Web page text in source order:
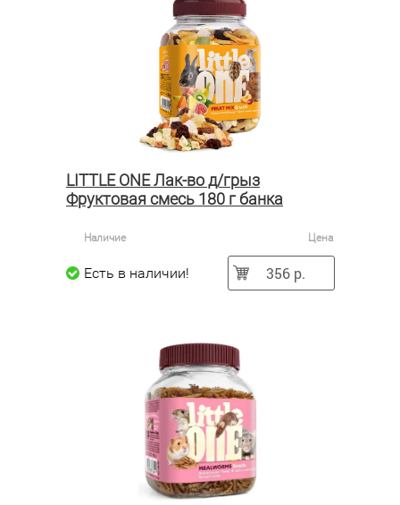
LITTLE ONE Лак-во д/грыз
Фруктовая смесь 180 г банка
Наличие Цена
Есть в наличии! 356 р.